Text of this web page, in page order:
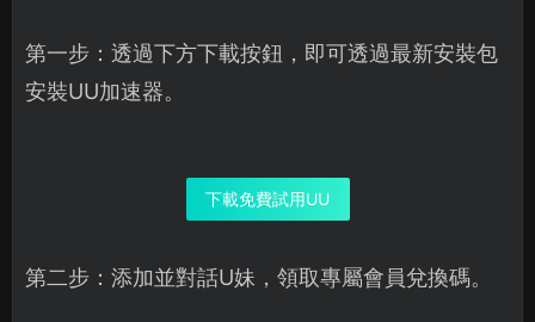
第一步：透過下方下載按鈕，即可透過最新安裝包
安裝UU加速器。
下載免費試用UU
第二步：添加並對話U妹，領取專屬會員兌換碼。